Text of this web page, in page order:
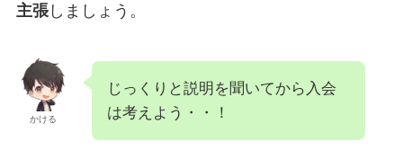
主張しましょう。
かける
じっくりと説明を聞いてから入会
は考えよう・・！